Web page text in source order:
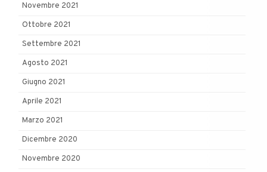
Novembre 2021
Ottobre 2021
Settembre 2021
Agosto 2021
Giugno 2021
Aprile 2021
Marzo 2021
Dicembre 2020
Novembre 2020